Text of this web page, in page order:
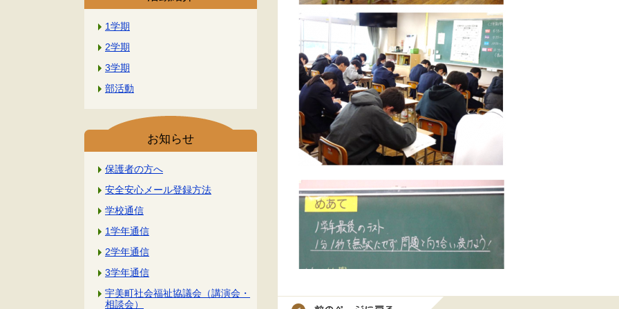
1学期
2学期
3学期
部活動
お知らせ
保護者の方へ
安全安心メール登録方法
学校通信
1学年通信
2学年通信
3学年通信
宇美町社会福祉協議会（講演会・
相談会）